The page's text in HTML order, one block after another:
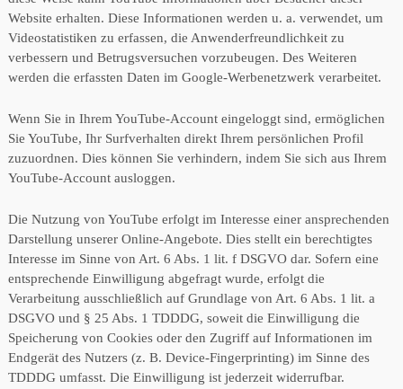
Website erhalten. Diese Informationen werden u. a. verwendet, um
Videostatistiken zu erfassen, die Anwenderfreundlichkeit zu
verbessern und Betrugsversuchen vorzubeugen. Des Weiteren
werden die erfassten Daten im Google-Werbenetzwerk verarbeitet.
Wenn Sie in Ihrem YouTube-Account eingeloggt sind, ermöglichen
Sie YouTube, Ihr Surfverhalten direkt Ihrem persönlichen Profil
zuzuordnen. Dies können Sie verhindern, indem Sie sich aus Ihrem
YouTube-Account ausloggen.
Die Nutzung von YouTube erfolgt im Interesse einer ansprechenden
Darstellung unserer Online-Angebote. Dies stellt ein berechtigtes
Interesse im Sinne von Art. 6 Abs. 1 lit. f DSGVO dar. Sofern eine
entsprechende Einwilligung abgefragt wurde, erfolgt die
Verarbeitung ausschließlich auf Grundlage von Art. 6 Abs. 1 lit. a
DSGVO und § 25 Abs. 1 TDDDG, soweit die Einwilligung die
Speicherung von Cookies oder den Zugriff auf Informationen im
Endgerät des Nutzers (z. B. Device-Fingerprinting) im Sinne des
TDDDG umfasst. Die Einwilligung ist jederzeit widerrufbar.